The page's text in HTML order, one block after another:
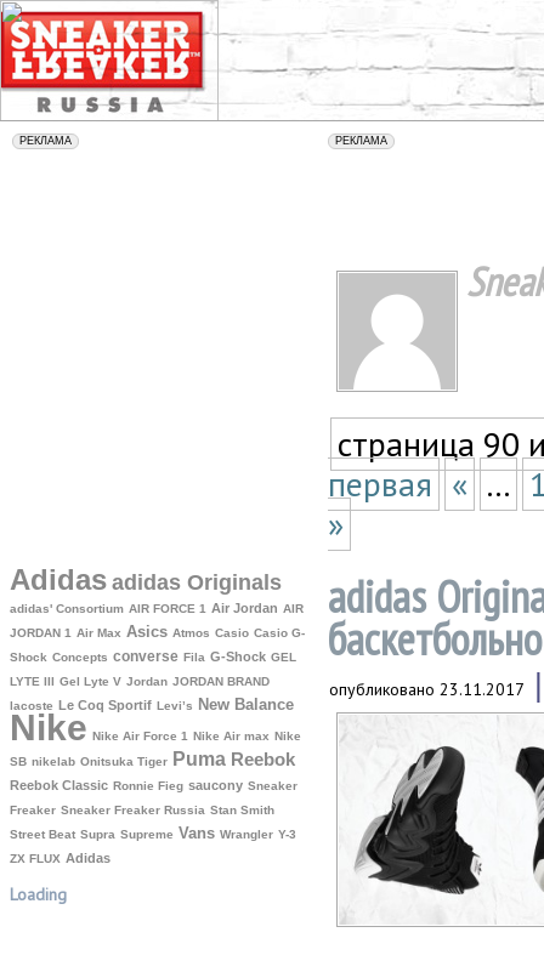
Adidas adidas Originals
adidas' Consortium AIR FORCE 1 Air Jordan AIR
JORDAN 1 Air Max Asics Atmos Casio Casio G-
Shock Concepts converse Fila G-Shock GEL
LYTE III Gel Lyte V Jordan JORDAN BRAND
lacoste Le Coq Sportif Levi’s New Balance
Nike Nike Air Force 1 Nike Air max Nike
SB nikelab Onitsuka Tiger Puma Reebok
Reebok Classic Ronnie Fieg saucony Sneaker
Freaker Sneaker Freaker Russia Stan Smith
Street Beat Supra Supreme Vans Wrangler Y-3
ZX FLUX Аdidas
Loading
страница 90
первая « ...
»
adidas
опубликовано 23.11.2017